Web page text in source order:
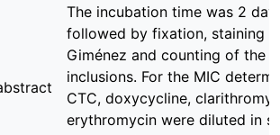
The incubation time was 2
followed by fixation, staining
Giménez and counting of the
inclusions. For the MIC
CTC, doxycycline,
erythromycin were diluted in